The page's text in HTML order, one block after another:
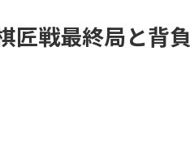
匠戦最終局と背負